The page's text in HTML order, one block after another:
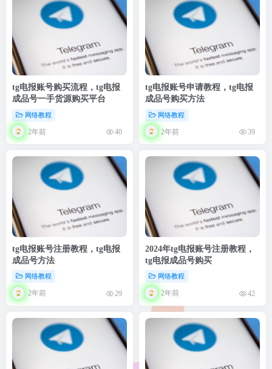
tg电报账号购买流程，tg电报
成品号一手货源购买平台
网络教程
2年前 40
tg电报账号申请教程，tg电报
成品号购买方法
网络教程
2年前 39
tg电报账号注册教程，tg电报
成品号方法
网络教程
2年前 29
2024年tg电报账号注册教程，
tg电报成品号购买
网络教程
2年前 42